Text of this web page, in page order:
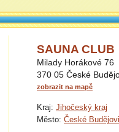
SAUNA CLUB
Milady Horákové 76
370 05 České
zobrazit na mapě
Kraj: Jihočeský kraj
Město: České